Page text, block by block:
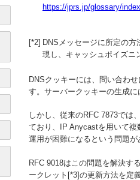
https://jprs.jp/glossary/
[*2] DNSメッセージに所定の
現し、キャッシュポイズニ
DNSクッキーには、問い合わ
す。サーバークッキーの生成
しかし、従来のRFC 7873では
ており、IP Anycastを用いて
運用が困難になるという問題が
RFC 9018はこの問題を解決す
ークレット[*3]の更新方法を定